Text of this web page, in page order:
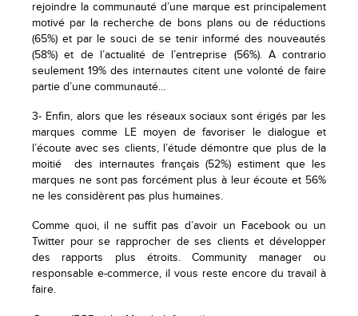
rejoindre la communauté d’une marque est principalement
motivé par la recherche de bons plans ou de réductions
(65%) et par le souci de se tenir informé des nouveautés
(58%) et de l’actualité de l’entreprise (56%). A contrario
seulement 19% des internautes citent une volonté de faire
partie d’une communauté…
3- Enfin, alors que les réseaux sociaux sont érigés par les
marques comme LE moyen de favoriser le dialogue et
l’écoute avec ses clients, l’étude démontre que plus de la
moitié des internautes français (52%) estiment que les
marques ne sont pas forcément plus à leur écoute et 56%
ne les considèrent pas plus humaines.
Comme quoi, il ne suffit pas d’avoir un Facebook ou un
Twitter pour se rapprocher de ses clients et développer
des rapports plus étroits. Community manager ou
responsable e-commerce, il vous reste encore du travail à
faire.